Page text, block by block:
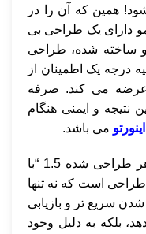
گرم می شود! همین که آن را در
دارای یک طراحی بی
ساخته شده، طراحی
درجه یک اطمینان از
عرضه می کند. صرفه
نتیجه و ایمنی هنگام
می باشد.
صفحه Inverto Pro Tools یک ظاهر طراحی شده 1.5 “با
طراحی است که نه تنها
سریع تر و بازیابی
بلکه به دلیل وجود